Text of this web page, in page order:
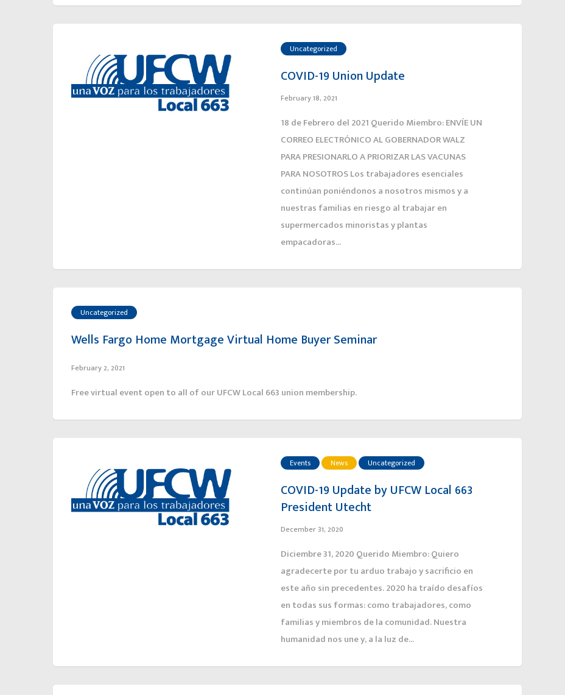
Uncategorized
COVID-19 Union Update
February 18, 2021
18 de Febrero del 2021 Querido Miembro: ENVÍE UN
CORREO ELECTRÓNICO AL GOBERNADOR WALZ
PARA PRESIONARLO A PRIORIZAR LAS VACUNAS
PARA NOSOTROS Los trabajadores esenciales
continúan poniéndonos a nosotros mismos y a
nuestras familias en riesgo al trabajar en
supermercados minoristas y plantas
empacadoras...
Uncategorized
Wells Fargo Home Mortgage Virtual Home Buyer Seminar
February 2, 2021
Free virtual event open to all of our UFCW Local 663 union membership.
Events News Uncategorized
COVID-19 Update by UFCW Local 663
President Utecht
December 31, 2020
Diciembre 31, 2020 Querido Miembro: Quiero
agradecerte por tu arduo trabajo y sacrificio en
este año sin precedentes. 2020 ha traído desafíos
en todas sus formas: como trabajadores, como
familias y miembros de la comunidad. Nuestra
humanidad nos une y, a la luz de...